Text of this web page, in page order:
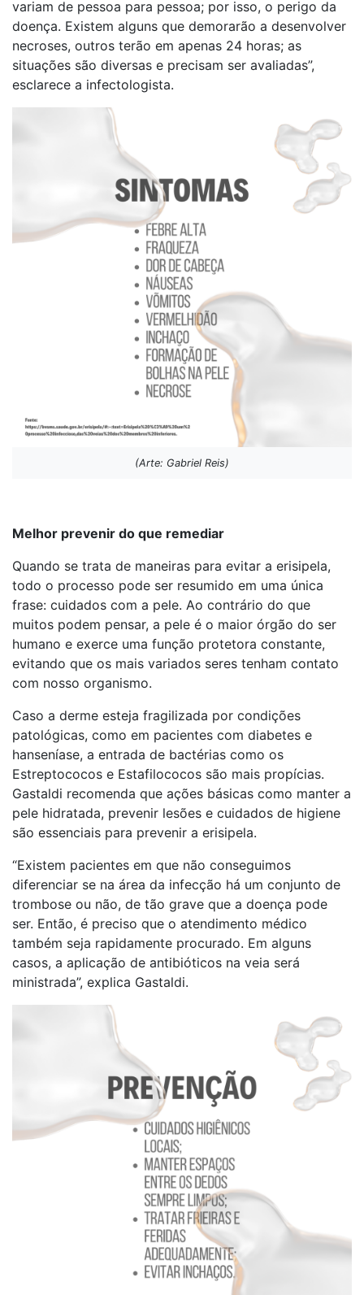
variam de pessoa para pessoa; por isso, o perigo da
doença. Existem alguns que demorarão a desenvolver
necroses, outros terão em apenas 24 horas; as
situações são diversas e precisam ser avaliadas”,
esclarece a infectologista.
(Arte: Gabriel Reis)
Melhor prevenir do que remediar
Quando se trata de maneiras para evitar a erisipela,
todo o processo pode ser resumido em uma única
frase: cuidados com a pele. Ao contrário do que
muitos podem pensar, a pele é o maior órgão do ser
humano e exerce uma função protetora constante,
evitando que os mais variados seres tenham contato
com nosso organismo.
Caso a derme esteja fragilizada por condições
patológicas, como em pacientes com diabetes e
hanseníase, a entrada de bactérias como os
Estreptococos e Estafilococos são mais propícias.
Gastaldi recomenda que ações básicas como manter a
pele hidratada, prevenir lesões e cuidados de higiene
são essenciais para prevenir a erisipela.
“Existem pacientes em que não conseguimos
diferenciar se na área da infecção há um conjunto de
trombose ou não, de tão grave que a doença pode
ser. Então, é preciso que o atendimento médico
também seja rapidamente procurado. Em alguns
casos, a aplicação de antibióticos na veia será
ministrada”, explica Gastaldi.